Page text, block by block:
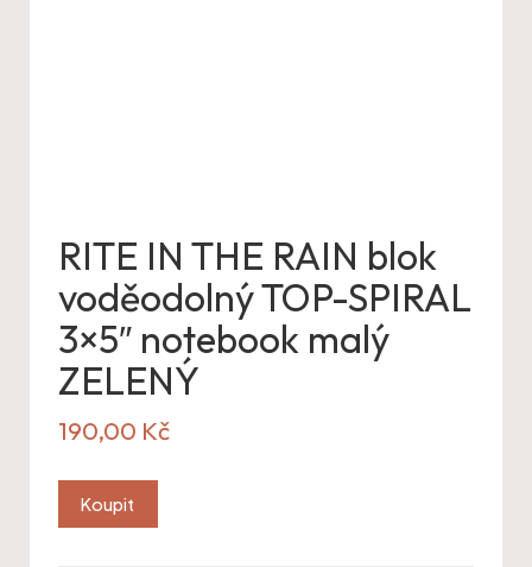
RITE IN THE RAIN blok
voděodolný TOP-SPIRAL
3×5″ notebook malý
ZELENÝ
190,00 Kč
Koupit